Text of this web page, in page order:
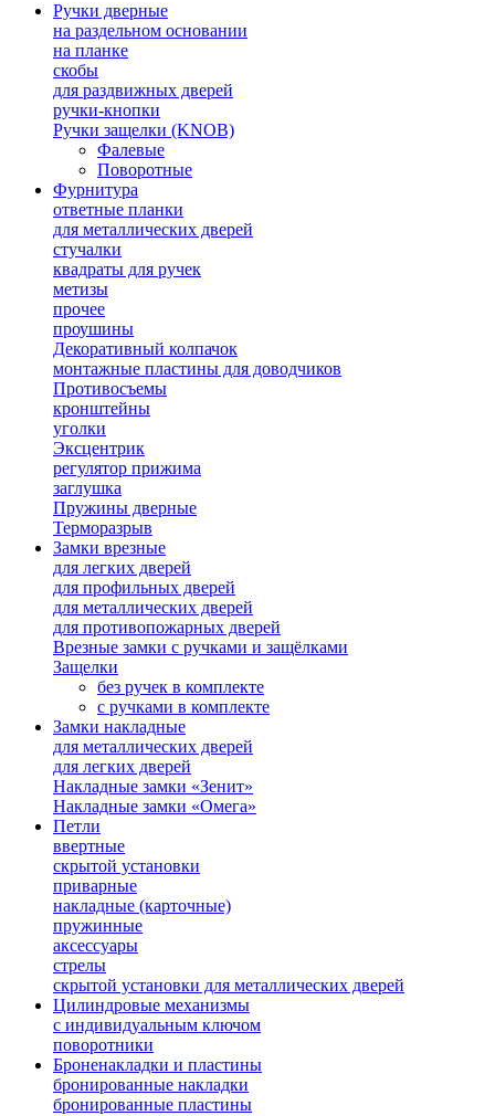
Ручки дверные
на раздельном основании
на планке
скобы
для раздвижных дверей
ручки-кнопки
Ручки защелки (KNOB)
Фалевые
Поворотные
Фурнитура
ответные планки
для металлических дверей
стучалки
квадраты для ручек
метизы
прочее
проушины
Декоративный колпачок
монтажные пластины для доводчиков
Противосъемы
кронштейны
уголки
Эксцентрик
регулятор прижима
заглушка
Пружины дверные
Терморазрыв
Замки врезные
для легких дверей
для профильных дверей
для металлических дверей
для противопожарных дверей
Врезные замки с ручками и защёлками
Защелки
без ручек в комплекте
с ручками в комплекте
Замки накладные
для металлических дверей
для легких дверей
Накладные замки «Зенит»
Накладные замки «Омега»
Петли
ввертные
скрытой установки
приварные
накладные (карточные)
пружинные
аксессуары
стрелы
скрытой установки для металлических дверей
Цилиндровые механизмы
с индивидуальным ключом
поворотники
Броненакладки и пластины
бронированные накладки
бронированные пластины